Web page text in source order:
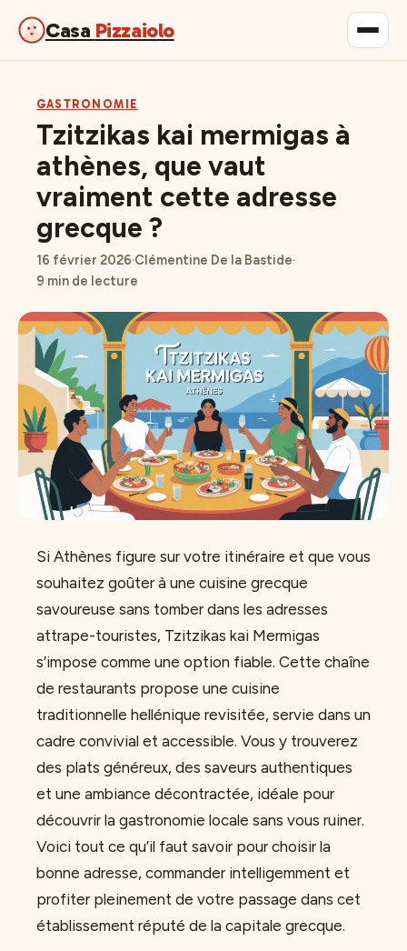
Casa Pizzaiolo
Maison & Déco
Lifestyle
GASTRONOMIE
Tzitzikas kai mermigas à
athènes, que vaut
vraiment cette adresse
grecque ?
16 février 2026·Clémentine De la Bastide·
9 min de lecture
Si Athènes figure sur votre itinéraire et que vous
souhaitez goûter à une cuisine grecque
savoureuse sans tomber dans les adresses
attrape-touristes, Tzitzikas kai Mermigas
s’impose comme une option fiable. Cette chaîne
de restaurants propose une cuisine
traditionnelle hellénique revisitée, servie dans un
cadre convivial et accessible. Vous y trouverez
des plats généreux, des saveurs authentiques
et une ambiance décontractée, idéale pour
découvrir la gastronomie locale sans vous ruiner.
Voici tout ce qu’il faut savoir pour choisir la
bonne adresse, commander intelligemment et
profiter pleinement de votre passage dans cet
établissement réputé de la capitale grecque.